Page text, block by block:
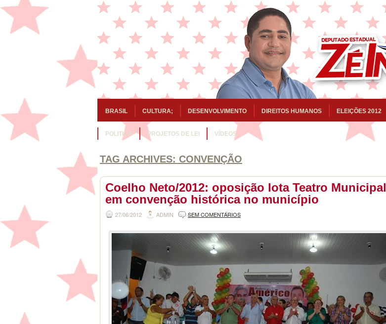
BRASIL CULTURA; DESENVOLVIMENTO DIREITOS HUMANOS ELEIÇÕES 2012
POLITICA PROJETOS DE LEI VÍDEOS
TAG ARCHIVES: CONVENÇÃO
Coelho Neto/2012: oposição lota Teatro Municipal
em convenção histórica no município
27/06/2012 ADMIN SEM COMENTÁRIOS